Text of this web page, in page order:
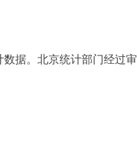
据。北京统计部门经过审